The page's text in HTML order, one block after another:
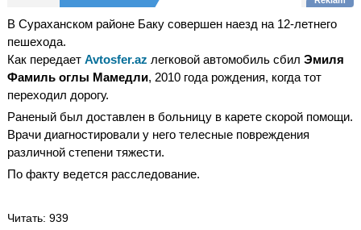
В Сураханском районе Баку совершен наезд на 12-летнего
пешехода.
Как передает Avtosfer.az легковой автомобиль сбил Эмиля
Фамиль оглы Мамедли, 2010 года рождения, когда тот
переходил дорогу.
Раненый был доставлен в больницу в карете скорой помощи.
Врачи диагностировали у него телесные повреждения
различной степени тяжести.
По факту ведется расследование.
Читать: 939